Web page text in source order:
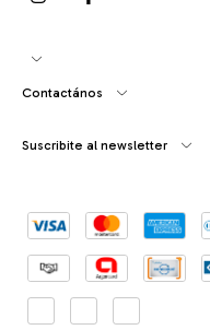
Contactános
Suscribite al newsletter